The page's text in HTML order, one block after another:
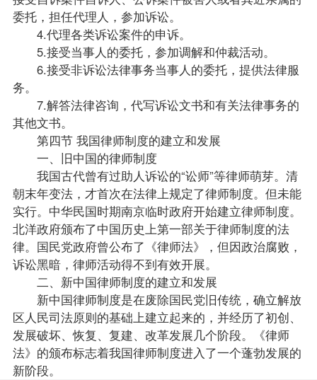
委托，担任代理人，参加诉讼。
4.代理各类诉讼案件的申诉。
5.接受当事人的委托，参加调解和仲裁活动。
6.接受非诉讼法律事务当事人的委托，提供法律服
务。
7.解答法律咨询，代写诉讼文书和有关法律事务的
其他文书。
第四节 我国律师制度的建立和发展
一、旧中国的律师制度
我国古代曾有过助人诉讼的“讼师”等律师萌芽。清
朝末年变法，才首次在法律上规定了律师制度。但未能
实行。中华民国时期南京临时政府开始建立律师制度。
北洋政府颁布了中国历史上第一部关于律师制度的法
律。国民党政府曾公布了《律师法》，但因政治腐败，
诉讼黑暗，律师活动得不到有效开展。
二、新中国律师制度的建立和发展
新中国律师制度是在废除国民党旧传统，确立解放
区人民司法原则的基础上建立起来的，并经历了初创、
发展破坏、恢复、复建、改革发展几个阶段。《律师
法》的颁布标志着我国律师制度进入了一个蓬勃发展的
新阶段。